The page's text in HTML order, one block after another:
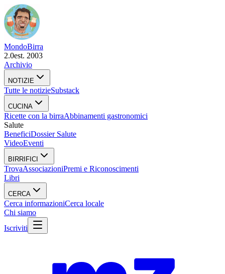
MondoBirra
2.0est. 2003
Archivio
NOTIZIE
Tutte le notizieSubstack
CUCINA
Ricette con la birraAbbinamenti gastronomici
Salute
BeneficiDossier Salute
VideoEventi
BIRRIFICI
TrovaAssociazioniPremi e Riconoscimenti
Libri
CERCA
Cerca informazioniCerca locale
Chi siamo
Iscriviti